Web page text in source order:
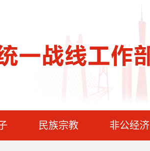
民族宗教 非公经济